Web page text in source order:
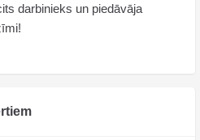
darbinieks un piedāvāja